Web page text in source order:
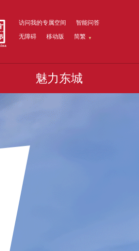
访问我的专属空间
智能问答
无障碍
移动版 简繁
魅力东城